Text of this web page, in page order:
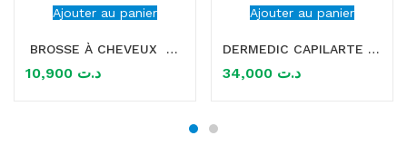
Ajouter au panier
BROSSE À CHEVEUX EN BOIS
د.ت
Ajouter au panier
DERMEDIC CAPILARTE SHAMPOOING ANTI PELLICULAIRE 300 ML
د.ت